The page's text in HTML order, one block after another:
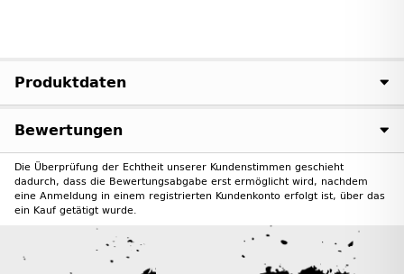
Produktdaten
Bewertungen
Die Überprüfung der Echtheit unserer Kundenstimmen geschieht
dadurch, dass die Bewertungsabgabe erst ermöglicht wird, nachdem
eine Anmeldung in einem registrierten Kundenkonto erfolgt ist, über das
ein Kauf getätigt wurde.